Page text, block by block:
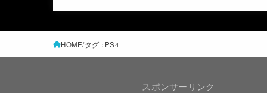
HOME タグ : PS4
スポンサーリンク